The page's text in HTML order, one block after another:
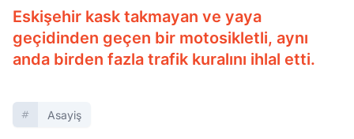
Eskişehir kask takmayan ve yaya
geçidinden geçen bir motosikletli, aynı
anda birden fazla trafik kuralını ihlal etti.
Asayiş